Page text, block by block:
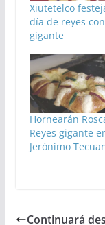
Xiutetelco
día de reyes
gigante
Hornearán
Reyes gigante
Jerónimo
Continuará